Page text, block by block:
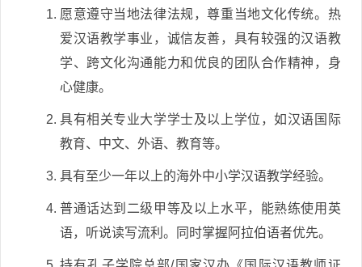
愿意遵守当地法律法规，尊重当地文化传统。热
爱汉语教学事业，诚信友善，具有较强的汉语教
学、跨文化沟通能力和优良的团队合作精神，身
心健康。
具有相关专业大学学士及以上学位，如汉语国际
教育、中文、外语、教育等。
具有至少一年以上的海外中小学汉语教学经验。
普通话达到二级甲等及以上水平，能熟练使用英
语，听说读写流利。同时掌握阿拉伯语者优先。